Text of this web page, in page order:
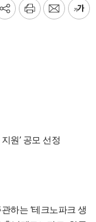
기
프
메
글
원’ 공모 선정
하는 ‘테크노파크 생